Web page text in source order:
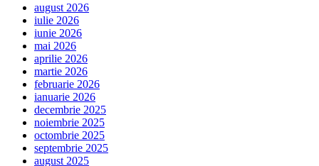
august 2026
iulie 2026
iunie 2026
mai 2026
aprilie 2026
martie 2026
februarie 2026
ianuarie 2026
decembrie 2025
noiembrie 2025
octombrie 2025
septembrie 2025
august 2025